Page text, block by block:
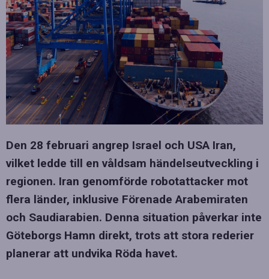
Den 28 februari angrep Israel och USA Iran,
vilket ledde till en våldsam händelseutveckling i
regionen. Iran genomförde robotattacker mot
flera länder, inklusive Förenade Arabemiraten
och Saudiarabien. Denna situation påverkar inte
Göteborgs Hamn direkt, trots att stora rederier
planerar att undvika Röda havet.